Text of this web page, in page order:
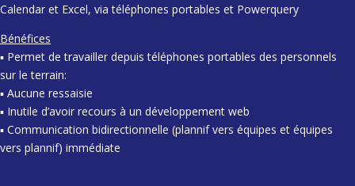
Calendar et Excel, via téléphones portables et Powerquery
Bénéfices
▪ Permet de travailler depuis téléphones portables des personnels
sur le terrain:
▪ Aucune ressaisie
▪ Inutile d’avoir recours à un développement web
▪ Communication bidirectionnelle (plannif vers équipes et équipes
vers plannif) immédiate